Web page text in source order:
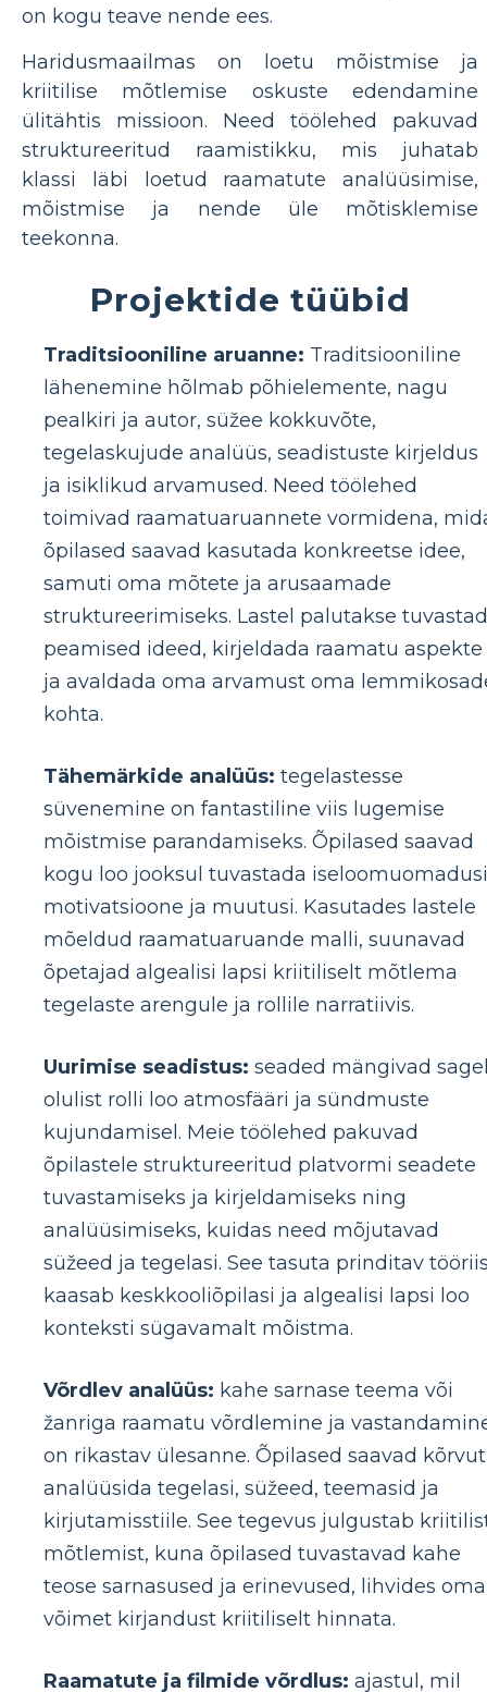
on kogu teave nende ees.
Haridusmaailmas on loetu mõistmise ja
kriitilise mõtlemise oskuste edendamine
ülitähtis missioon. Need töölehed pakuvad
struktureeritud raamistikku, mis juhatab
klassi läbi loetud raamatute analüüsimise,
mõistmise ja nende üle mõtisklemise
teekonna.
Projektide tüübid
Traditsiooniline aruanne: Traditsiooniline
lähenemine hõlmab põhielemente, nagu
pealkiri ja autor, süžee kokkuvõte,
tegelaskujude analüüs, seadistuste kirjeldus
ja isiklikud arvamused. Need töölehed
toimivad raamatuaruannete vormidena,
õpilased saavad kasutada konkreetse idee,
samuti oma mõtete ja arusaamade
struktureerimiseks. Lastel palutakse
peamised ideed, kirjeldada raamatu aspekte
ja avaldada oma arvamust oma
kohta.
Tähemärkide analüüs: tegelastesse
süvenemine on fantastiline viis lugemise
mõistmise parandamiseks. Õpilased saavad
kogu loo jooksul tuvastada
motivatsioone ja muutusi. Kasutades lastele
mõeldud raamatuaruande malli, suunavad
õpetajad algealisi lapsi kriitiliselt mõtlema
tegelaste arengule ja rollile narratiivis.
Uurimise seadistus: seaded mängivad
olulist rolli loo atmosfääri ja sündmuste
kujundamisel. Meie töölehed pakuvad
õpilastele struktureeritud platvormi seadete
tuvastamiseks ja kirjeldamiseks ning
analüüsimiseks, kuidas need mõjutavad
süžeed ja tegelasi. See tasuta prinditav
kaasab keskkooliõpilasi ja algealisi lapsi loo
konteksti sügavamalt mõistma.
Võrdlev analüüs: kahe sarnase teema või
žanriga raamatu võrdlemine ja
on rikastav ülesanne. Õpilased saavad
analüüsida tegelasi, süžeed, teemasid ja
kirjutamisstiile. See tegevus julgustab
mõtlemist, kuna õpilased tuvastavad kahe
teose sarnasused ja erinevused, lihvides oma
võimet kirjandust kriitiliselt hinnata.
Raamatute ja filmide võrdlus: ajastul, mil